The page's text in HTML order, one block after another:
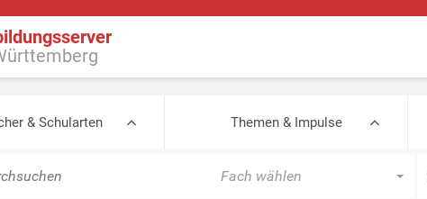
& Schularten Themen & Impulse
Fach wählen